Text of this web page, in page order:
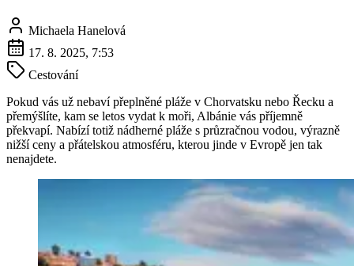
Michaela Hanelová
17. 8. 2025, 7:53
Cestování
Pokud vás už nebaví přeplněné pláže v Chorvatsku nebo Řecku a
přemýšlíte, kam se letos vydat k moři, Albánie vás příjemně
překvapí. Nabízí totiž nádherné pláže s průzračnou vodou, výrazně
nižší ceny a přátelskou atmosféru, kterou jinde v Evropě jen tak
nenajdete.